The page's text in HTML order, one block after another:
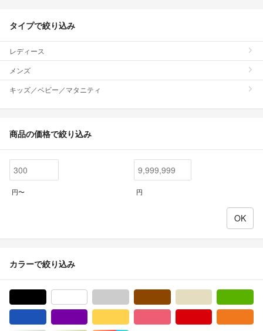
タイプで絞り込み
レディース
メンズ
キッズ／ベビー／マタニティ
商品の価格で絞り込み
円〜 円
カラーで絞り込み